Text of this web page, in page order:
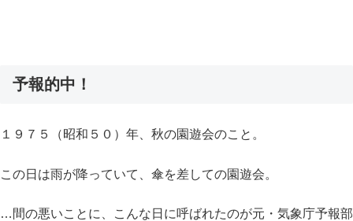
予報的中！
１９７５（昭和５０）年、秋の園遊会のこと。
この日は雨が降っていて、傘を差しての園遊会。
…間の悪いことに、こんな日に呼ばれたのが元・気象庁予報部